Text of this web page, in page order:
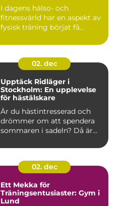
I dagens hälso- och
fitnessvärld har en aspekt av
fysisk träning börjat få...
02. dec
Upptäck Ridläger i
Stockholm: En upplevelse
för hästälskare
Är du hästintresserad och
drömmer om att spendera
sommaren i sadeln? Då är...
02. dec
Ett Mekka för
Träningsentusiaster: Gym i
Lund